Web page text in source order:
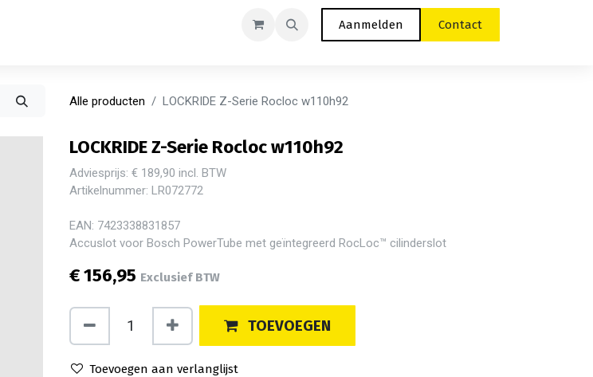
Aanmelden Contact
Alle producten LOCKRIDE Z-Serie Rocloc w110h92
LOCKRIDE Z-Serie Rocloc w110h92
Adviesprijs: € 189,90 incl. BTW
Artikelnummer: LR072772
EAN: 7423338831857
Accuslot voor Bosch PowerTube met geïntegreerd RocLoc™ cilinderslot
€156,95 Exclusief BTW
TOEVOEGEN
Toevoegen aan verlanglijst